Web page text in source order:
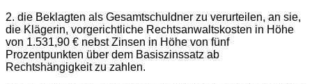
2. die Beklagten als Gesamtschuldner zu verurteilen, an sie,
die Klägerin, vorgerichtliche Rechtsanwaltskosten in Höhe
von 1.531,90 € nebst Zinsen in Höhe von fünf
Prozentpunkten über dem Basiszinssatz ab
Rechtshängigkeit zu zahlen.